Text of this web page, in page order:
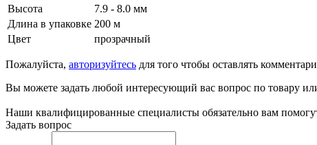
Высота
7.9 - 8.0 мм
Длина в упаковке 200 м
Цвет
прозрачный
Пожалуйста, авторизуйтесь для того чтобы оставлять
Вы можете задать любой интересующий вас вопрос по товару
Наши квалифицированные специалисты обязательно вам
Задать вопрос